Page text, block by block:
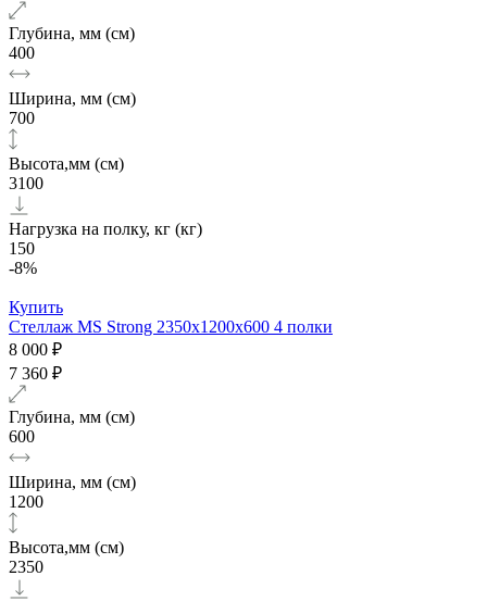
Глубина, мм (см)
400
Ширина, мм (см)
700
Высота,мм (см)
3100
Нагрузка на полку, кг (кг)
150
-8%
Купить
Стеллаж MS Strong 2350х1200x600 4 полки
8 000 ₽
7 360 ₽
Глубина, мм (см)
600
Ширина, мм (см)
1200
Высота,мм (см)
2350